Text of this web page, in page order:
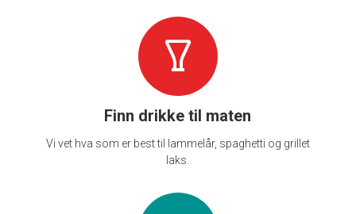
Finn drikke til maten
Vi vet hva som er best til lammelår, spaghetti og grillet
laks.